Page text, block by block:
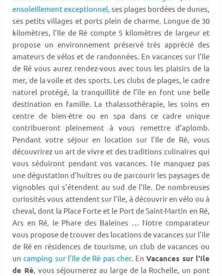
ensoleillement exceptionnel, ses plages bordées de dunes,
ses petits villages et ports plein de charme. Longue de 30
kilomètres, l’Ile de Ré compte 5 kilomètres de largeur et
propose un environnement préservé très apprécié des
amateurs de vélos et de randonnées. En vacances sur l’Ile
de Ré vous aurez rendez-vous avec tous les plaisirs de la
mer, de la voile et des sports. Les clubs de plages, le cadre
naturel protégé, la tranquillité de l’île en font une belle
destination en famille. La thalassothérapie, les soins en
centre de bien-être ou en spa dans ce cadre unique
contribueront pleinement à vous remettre d’aplomb.
Pendant votre séjour en location sur l’Ile de Ré, vous
découvrirez un art de vivre et des traditions culinaires qui
vous séduiront pendant vos vacances. Ne manquez pas
une dégustation d’huîtres ou de parcourir les paysages de
vignobles qui s’étendent au sud de l’Ile. De nombreuses
curiosités vous attendent sur l'île, à découvrir en vélo ou à
cheval, dont la Place Forte et le Port de Saint-Martin en Ré,
Ars en Ré, le Phare des Baleines … Notre comparateur
vous propose de trouver des locations de vacances sur l’ile
de Ré en résidences de tourisme, un club de vacances ou
uncamping sur l’Ile de Ré pas cher. EnVacances sur l'Ile
de Ré, vous séjournerez au large de la Rochelle, un pont